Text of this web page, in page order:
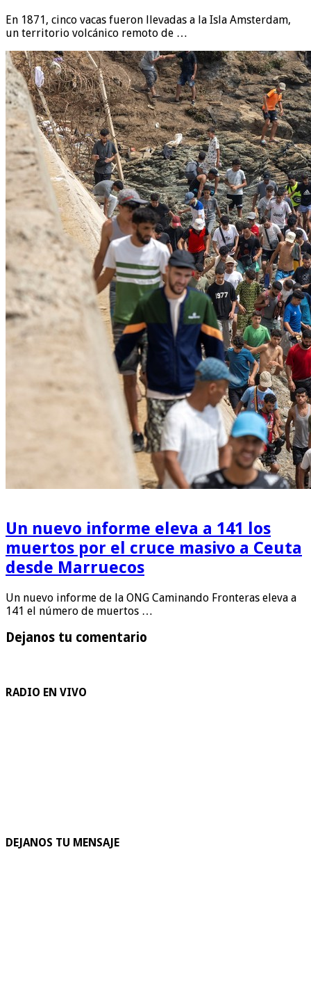
En 1871, cinco vacas fueron llevadas a la Isla Amsterdam,
un territorio volcánico remoto de …
Un nuevo informe eleva a 141 los
muertos por el cruce masivo a Ceuta
desde Marruecos
Un nuevo informe de la ONG Caminando Fronteras eleva a
141 el número de muertos …
Dejanos tu comentario
RADIO EN VIVO
DEJANOS TU MENSAJE